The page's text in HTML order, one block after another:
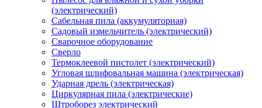
(электрический)
Сабельная пила (аккумуляторная)
Садовый измельчитель (электрический)
Сварочное оборудование
Сверло
Термоклеевой пистолет (электрический)
Угловая шлифовальная машина (электрическая)
Ударная дрель (электрическая)
Циркулярная пила (электрические)
Штроборез электрический